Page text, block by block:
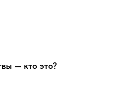
— кто это?